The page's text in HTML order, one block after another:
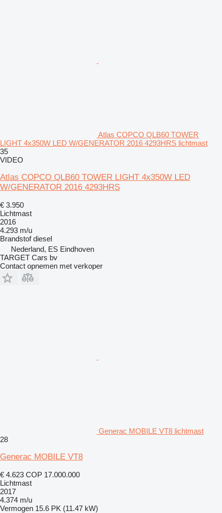
Atlas COPCO QLB60 TOWER
LIGHT 4x350W LED W/GENERATOR 2016 4293HRS lichtmast
35
VIDEO
Atlas COPCO QLB60 TOWER LIGHT 4x350W LED
W/GENERATOR 2016 4293HRS
€ 3.950
Lichtmast
2016
4.293 m/u
Brandstof diesel
Nederland, ES Eindhoven
TARGET Cars bv
Contact opnemen met verkoper
Generac MOBILE VT8 lichtmast
28
Generac MOBILE VT8
€ 4.623 COP 17.000.000
Lichtmast
2017
4.374 m/u
Vermogen 15.6 PK (11.47 kW)